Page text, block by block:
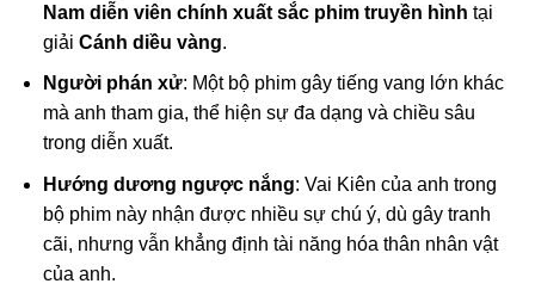
Nam diễn viên chính xuất sắc phim truyền hình tại
giải Cánh diều vàng.
Người phán xử: Một bộ phim gây tiếng vang lớn khác
mà anh tham gia, thể hiện sự đa dạng và chiều sâu
trong diễn xuất.
Hướng dương ngược nắng: Vai Kiên của anh trong
bộ phim này nhận được nhiều sự chú ý, dù gây tranh
cãi, nhưng vẫn khẳng định tài năng hóa thân nhân vật
của anh.